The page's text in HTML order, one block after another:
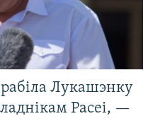
Лукашэнку
Расеі, —